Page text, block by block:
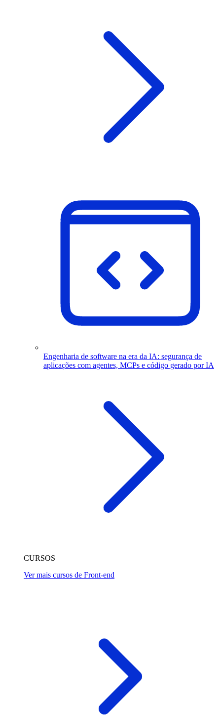
Engenharia de software na era da IA: segurança de
aplicações com agentes, MCPs e código gerado por IA
CURSOS
Ver mais cursos de Front-end